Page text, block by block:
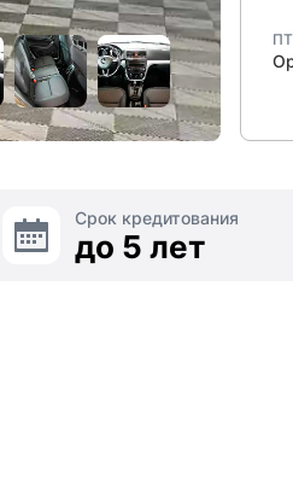
Срок кредитования
до 5 лет